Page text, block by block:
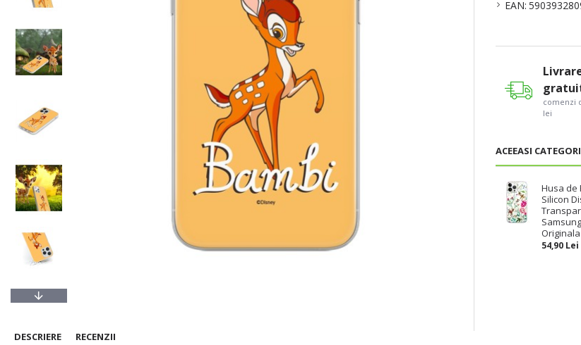
EAN:
ACEEASI
Husa de
Silicon
Originala
54,90 Lei
comenzi
lei
DESCRIERE RECENZII